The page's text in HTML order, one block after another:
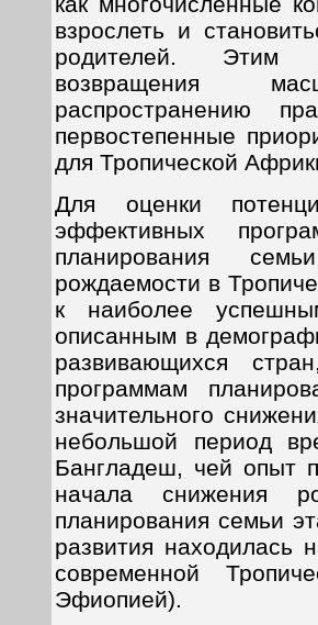
взрослеть и
родителей. Этим
возвращения
распространению
первостепенные
для Тропической
Для оценки
эффективных
планирования
рождаемости в
к наиболее
описанным в
развивающихся
программам
значительного
небольшой период
Бангладеш, чей опыт
начала снижения
планирования семьи
развития находилась
современной
Эфиопией).